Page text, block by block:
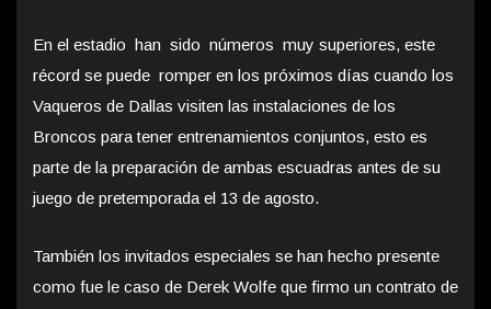
En el estadio han sido números muy superiores, este
récord se puede romper en los próximos días cuando los
Vaqueros de Dallas visiten las instalaciones de los
Broncos para tener entrenamientos conjuntos, esto es
parte de la preparación de ambas escuadras antes de su
juego de pretemporada el 13 de agosto.
También los invitados especiales se han hecho presente
como fue le caso de Derek Wolfe que firmo un contrato de